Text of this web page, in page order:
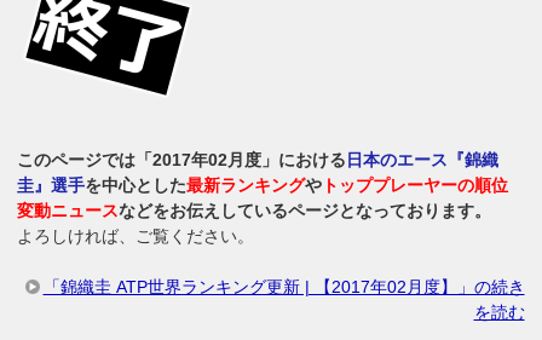
このページでは「2017年02月度」における 日本のエース『錦織
圭』選手を中心とした最新ランキングや トッププレーヤーの順位
変動ニュースなどをお伝えしているページとなっております。
よろしければ、ご覧ください。
「錦織圭 ATP世界ランキング更新 | 【2017年02月度】」の続き
を読む